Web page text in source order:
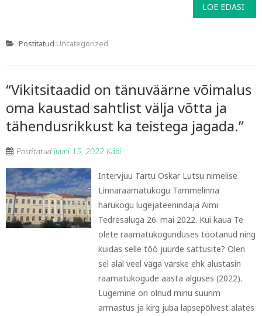
LOE EDASI
Postitatud Uncategorized
“Vikitsitaadid on tänuväärne võimalus
oma kaustad sahtlist välja võtta ja
tähendusrikkust ka teistega jagada.”
Postitatud juuni 15, 2022 Käbi
Intervjuu Tartu Oskar Lutsu nimelise
Linnaraamatukogu Tammelinna
harukogu lugejateenindaja Aimi
Tedresaluga 26. mai 2022. Kui kaua Te
olete raamatukogunduses töötanud ning
kuidas selle töö juurde sattusite? Olen
sel alal veel väga värske ehk alustasin
raamatukogude aasta alguses (2022).
Lugemine on olnud minu suurim
armastus ja kirg juba lapsepõlvest alates